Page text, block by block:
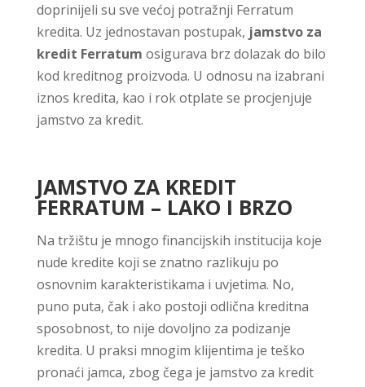
doprinijeli su sve većoj potražnji Ferratum
kredita. Uz jednostavan postupak, jamstvo za
kredit Ferratum osigurava brz dolazak do bilo
kod kreditnog proizvoda. U odnosu na izabrani
iznos kredita, kao i rok otplate se procjenjuje
jamstvo za kredit.
JAMSTVO ZA KREDIT
FERRATUM – LAKO I BRZO
Na tržištu je mnogo financijskih institucija koje
nude kredite koji se znatno razlikuju po
osnovnim karakteristikama i uvjetima. No,
puno puta, čak i ako postoji odlična kreditna
sposobnost, to nije dovoljno za podizanje
kredita. U praksi mnogim klijentima je teško
pronaći jamca, zbog čega je jamstvo za kredit